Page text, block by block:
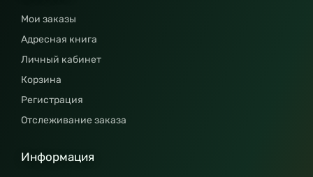
Мои заказы
Адресная книга
Личный кабинет
Корзина
Регистрация
Отслеживание заказа
Информация